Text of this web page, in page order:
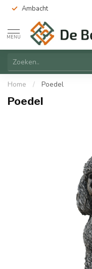
Ambacht
MENU
Home / Poedel
Poedel